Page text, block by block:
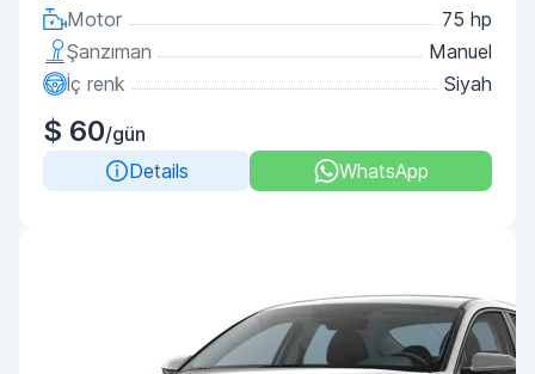
Motor
75 hp
Şanzıman
Manuel
İç renk
Siyah
$ 60/gün
Details
WhatsApp